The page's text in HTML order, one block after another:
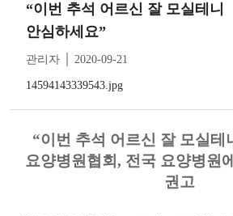
“이번 추석 어르신 잘 모실테니
안심하세요”
관리자 │ 2020-09-21
14594143339543.jpg
“이번 추석 어르신 잘 모실테
요양병원협회, 전국 요양병원
권고